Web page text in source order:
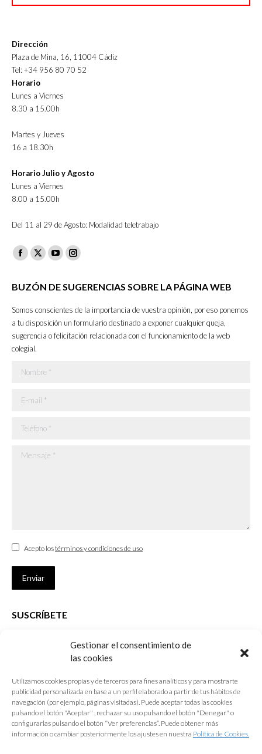
Gestionar el consentimiento de
las cookies
Utilizamos cookies propias y de terceros para fines analíticos y para mostrarte
publicidad personalizada en base a un perfil elaborado a partir de tus hábitos de
navegación (por ejemplo, páginas visitadas). Puede aceptar todas las cookies
pulsando el botón "Aceptar" , rechazar su uso pulsando el botón "Denegar" o
configurarlas pulsando el botón “Ver preferencias”. Puede obtener más
información o cambiar posteriormente los ajustes en nuestra Política de Cookies.
Dirección
Plaza de Mina, 16, 11004 Cádiz
Tel: +34 956 80 70 52
Horario
Lunes a Viernes
8.30 a 15.00h
Martes y Jueves
16 a 18.30h
Horario Julio y Agosto
Lunes a Viernes
8.00 a 15.00h
Del 11 al 29 de Agosto: Modalidad teletrabajo
Facebook
opens
new
window
X
opens
new
window
YouTube
opens
new
window
Instagram
opens
in
new
window
BUZÓN DE SUGERENCIAS SOBRE LA PÁGINA WEB
Somos conscientes de la importancia de vuestra opinión, por eso ponemos
a tu disposición un formulario destinado a exponer cualquier queja,
sugerencia o felicitación relacionada con el funcionamiento de la web
colegial.
Nombre *
E-mail *
Teléfono *
Mensaje *
Acepto lostérminos y condiciones de uso
Enviar
SUSCRÍBETE
que desarrolla el Colegio de Arquitectos de Cádiz
E-mail *
Acepto lostérminos y condiciones de uso